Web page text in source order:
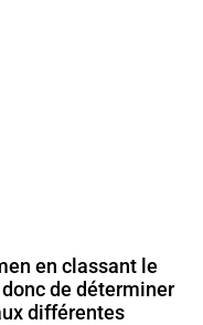
en classant le
de déterminer
différentes